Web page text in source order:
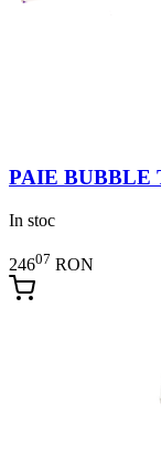
PAIE BUBBLE
In stoc
24607 RON